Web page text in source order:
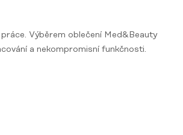
Výběrem oblečení Med&Beauty
a nekompromisní funkčnosti.